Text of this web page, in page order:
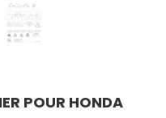
POUR HONDA